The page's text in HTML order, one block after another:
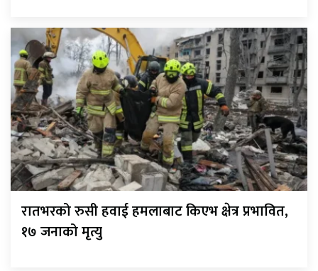
रातभरको रुसी हवाई हमलाबाट किएभ क्षेत्र प्रभावित,
१७ जनाको मृत्यु